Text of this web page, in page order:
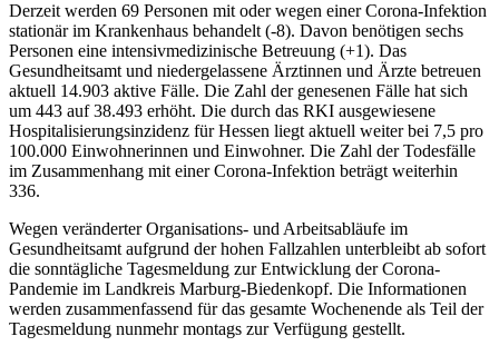
Derzeit werden 69 Personen mit oder wegen einer Corona-Infektion
stationär im Krankenhaus behandelt (-8). Davon benötigen sechs
Personen eine intensivmedizinische Betreuung (+1). Das
Gesundheitsamt und niedergelassene Ärztinnen und Ärzte betreuen
aktuell 14.903 aktive Fälle. Die Zahl der genesenen Fälle hat sich
um 443 auf 38.493 erhöht. Die durch das RKI ausgewiesene
Hospitalisierungsinzidenz für Hessen liegt aktuell weiter bei 7,5 pro
100.000 Einwohnerinnen und Einwohner. Die Zahl der Todesfälle
im Zusammenhang mit einer Corona-Infektion beträgt weiterhin
336.
Wegen veränderter Organisations- und Arbeitsabläufe im
Gesundheitsamt aufgrund der hohen Fallzahlen unterbleibt ab sofort
die sonntägliche Tagesmeldung zur Entwicklung der Corona-
Pandemie im Landkreis Marburg-Biedenkopf. Die Informationen
werden zusammenfassend für das gesamte Wochenende als Teil der
Tagesmeldung nunmehr montags zur Verfügung gestellt.